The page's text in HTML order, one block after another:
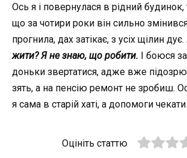
Ось я і повернулася в рідний будинок,
що за чотири роки він сильно
прогнила, дах затікає, з усіх щілин дує.
жити? Я не знаю, що робити. І боюся
доньки звертатися, адже вже
зять, а на пенсію ремонт не зробиш.
я сама в старій хаті, а допомоги
Оцініть статтю